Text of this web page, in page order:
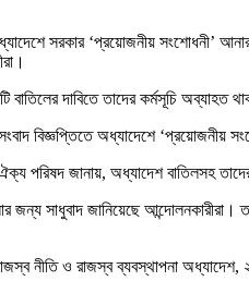
সরকার ‘প্রয়োজনীয় সংশোধনী’
বাতিলের দাবিতে তাদের কর্মসূচি অব্যাহত
বিজ্ঞপ্তিতে অধ্যাদেশে ‘প্রয়োজনীয়
পরিষদ জানায়, অধ্যাদেশ বাতিলসহ
সাধুবাদ জানিয়েছে আন্দোলনকারীরা।
নীতি ও রাজস্ব ব্যবস্থাপনা অধ্যাদেশ,